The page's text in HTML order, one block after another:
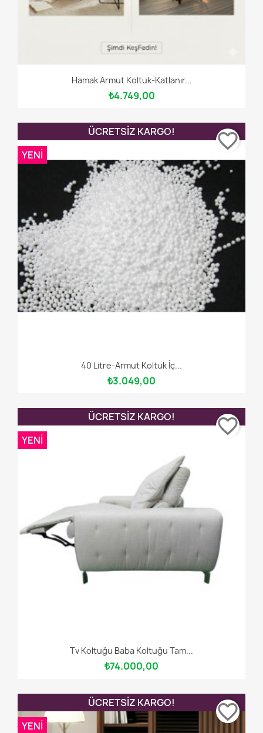
Hamak Armut Koltuk-Katlanır...
₺4.749,00
40 Litre-Armut Koltuk İç...
₺3.049,00
ÜCRETSIZ KARGO!
YENI
favorite_border
Tv Koltuğu Baba Koltuğu Tam...
₺74.000,00
ÜCRETSIZ KARGO!
YENI
favorite_border
ÜCRETSIZ KARGO!
YENI
favorite_border